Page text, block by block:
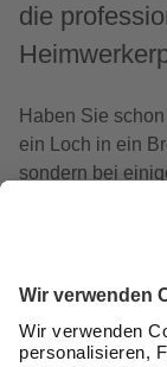
die
Haben Sie
ein Loch in ein
sondern bei
Ebenso verhält
Material
Unterschiede es